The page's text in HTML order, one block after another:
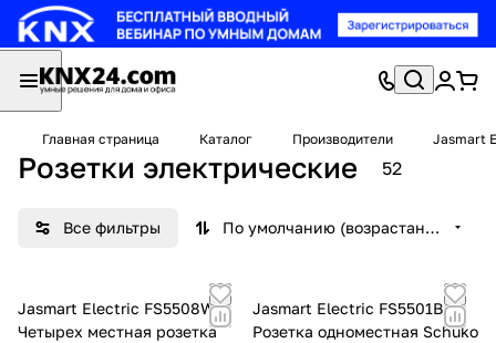
Главная страница Каталог Производители Jasmart
Розетки электрические 52
Все фильтры По умолчанию (возрастание)
Jasmart Electric FS5508W
Четырех местная розетка
Jasmart Electric FS5501B
Розетка одноместная Schuko